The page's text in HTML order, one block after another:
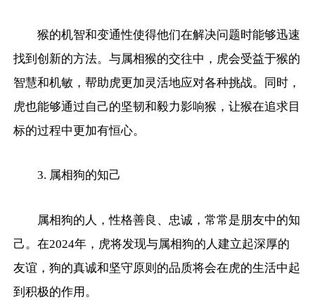
猴的机智和变通性使得他们在解决问题时能够迅速
找到创新的方法。与属相猴的交往中，虎会受益于猴的
智慧和机敏，帮助虎更加灵活地应对各种挑战。同时，
虎也能够通过自己的坚韧和毅力影响猴，让猴在追求目
标的过程中更加有恒心。
3. 属相狗的知己
属相狗的人，性格善良、忠诚，常常是朋友中的知
己。在2024年，虎将发现与属相狗的人建立起深厚的
友谊，狗的真诚和坚守原则的品质将会在虎的生活中起
到积极的作用。